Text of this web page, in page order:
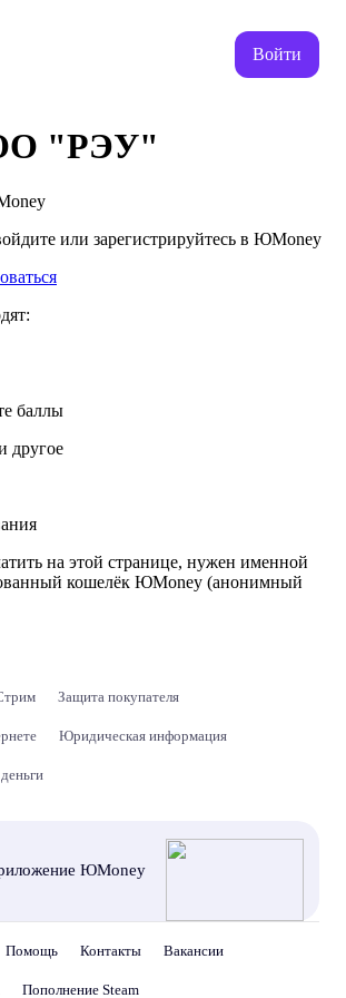
Войти
"РЭУ"
или зарегистрируйтесь в ЮMoney
баллы
другое
на этой странице, нужен именной
кошелёк ЮMoney (анонимный
Защита покупателя
Юридическая информация
ЮMoney
Помощь Контакты Вакансии
Пополнение Steam